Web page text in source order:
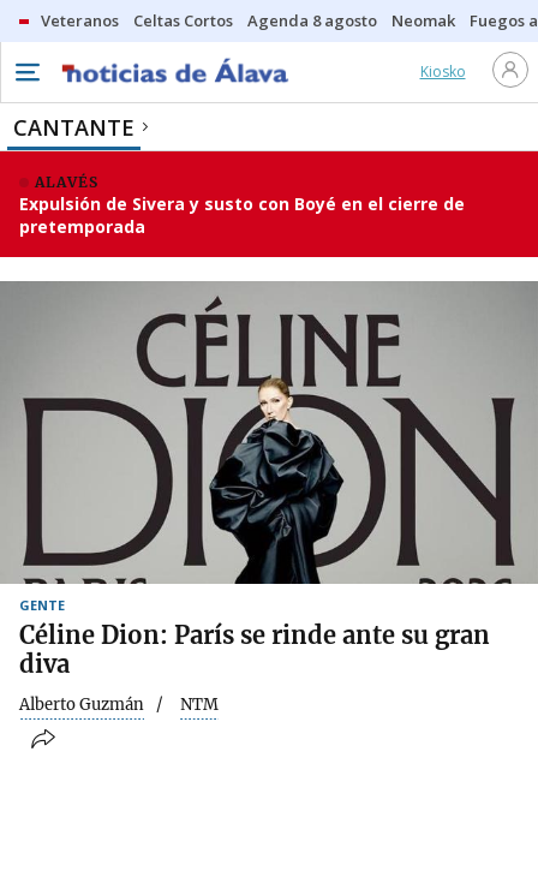
Veteranos Celtas Cortos Agenda 8 agosto Neomak Fuegos
Kiosko
CANTANTE
ALAVÉS
Expulsión de Sivera y susto con Boyé en el cierre de
pretemporada
GENTE
Céline Dion: París se rinde ante su gran
diva
Alberto Guzmán NTM